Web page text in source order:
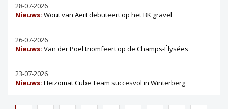
28-07-2026
Nieuws: Wout van Aert debuteert op het BK gravel
26-07-2026
Nieuws: Van der Poel triomfeert op de Champs-Élysées
23-07-2026
Nieuws: Heizomat Cube Team succesvol in Winterberg